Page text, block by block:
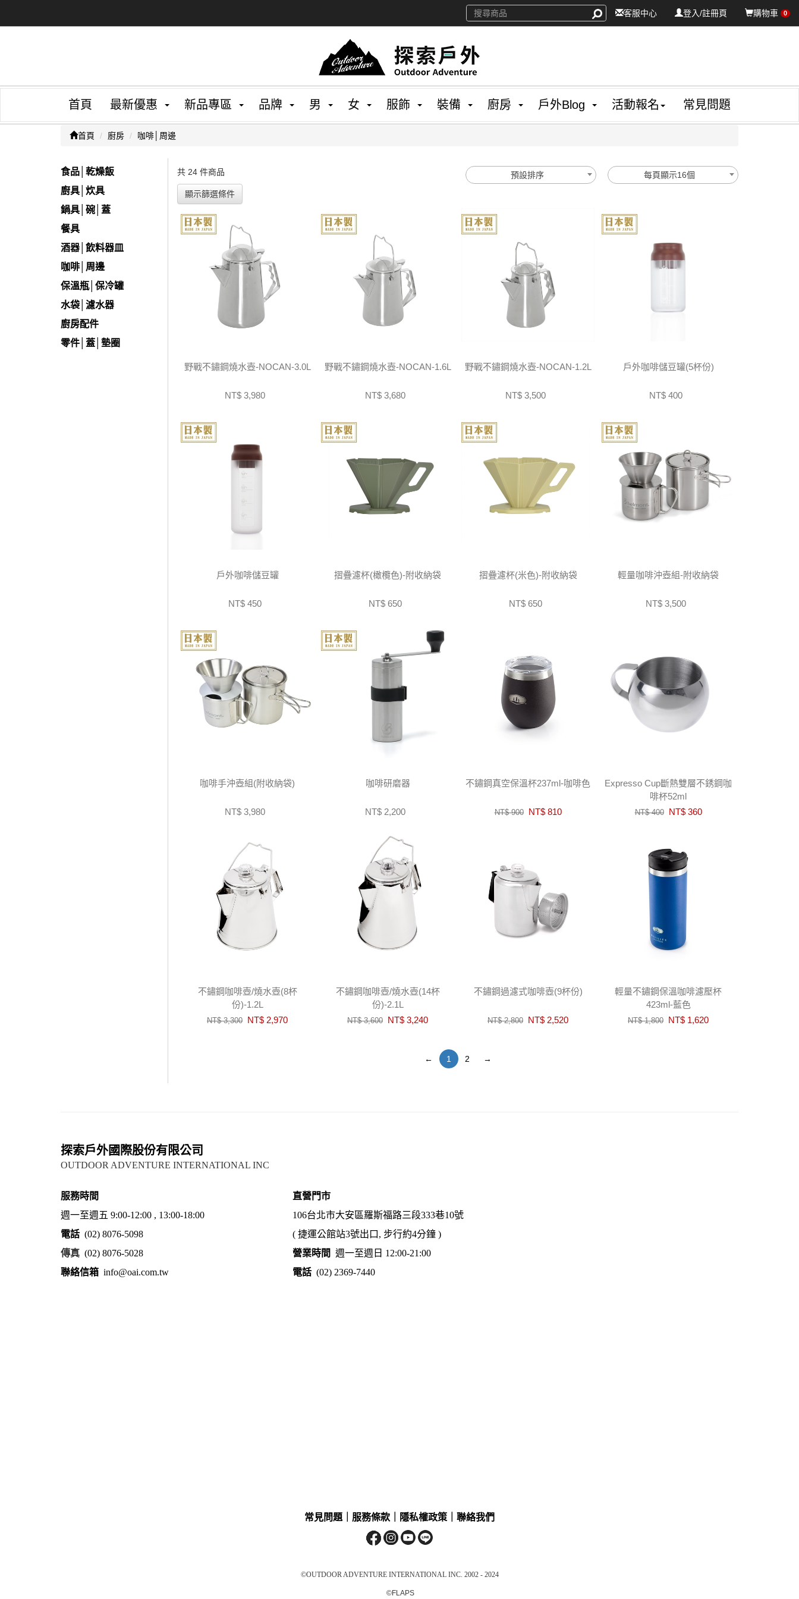
購物車 0
登入/註冊頁
客服中心
首頁 最新優惠 新品專區 品牌 男 女 服飾 裝備 廚房 戶外Blog 活動報名 常見問題
首頁 廚房 咖啡│周邊
食品│乾燥飯
廚具│炊具
鍋具│碗│蓋
餐具
酒器│飲料器皿
咖啡│周邊
保溫瓶│保冷罐
水袋│濾水器
廚房配件
零件│蓋│墊圈
共 24 件商品 預設排序
每頁顯示16個
顯示篩選條件
野戰不鏽鋼燒水壺-NOCAN-3.0L
NT$ 3,980
野戰不鏽鋼燒水壺-NOCAN-1.6L
NT$ 3,680
野戰不鏽鋼燒水壺-NOCAN-1.2L
NT$ 3,500
戶外咖啡儲豆罐(5杯份)
NT$ 400
戶外咖啡儲豆罐
NT$ 450
摺疊濾杯(橄欖色)-附收納袋
NT$ 650
摺疊濾杯(米色)-附收納袋
NT$ 650
輕量咖啡沖壺組-附收納袋
NT$ 3,500
咖啡手沖壺組(附收納袋)
NT$ 3,980
咖啡研磨器
NT$ 2,200
不鏽鋼真空保溫杯237ml-咖啡色
NT$ 900 NT$ 810
Expresso Cup斷熱雙層不銹鋼咖
啡杯52ml
NT$ 400 NT$ 360
不鏽鋼咖啡壺/燒水壺(8杯
份)-1.2L
NT$ 3,300 NT$ 2,970
不鏽鋼咖啡壺/燒水壺(14杯
份)-2.1L
NT$ 3,600 NT$ 3,240
不鏽鋼過濾式咖啡壺(9杯份)
NT$ 2,800 NT$ 2,520
輕量不鏽鋼保溫咖啡濾壓杯
423ml-藍色
NT$ 1,800 NT$ 1,620
← 1 2 →
探索戶外國際股份有限公司
OUTDOOR ADVENTURE INTERNATIONAL INC
服務時間
週一至週五 9:00-12:00 , 13:00-18:00
電話 (02) 8076-5098
傳真 (02) 8076-5028
聯絡信箱 info@oai.com.tw
直營門市
106台北市大安區羅斯福路三段333巷10號
( 捷運公館站3號出口, 步行約4分鐘 )
營業時間 週一至週日 12:00-21:00
電話 (02) 2369-7440
常見問題 服務條款 隱私權政策 聯絡我們
©OUTDOOR ADVENTURE INTERNATIONAL INC. 2002 - 2024
©FLAPS